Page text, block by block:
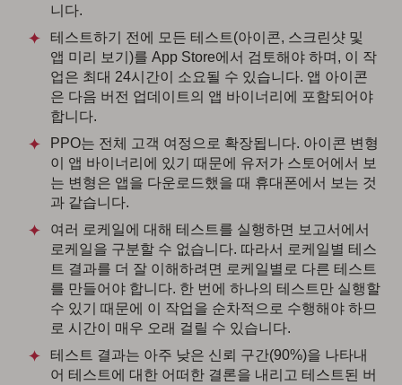
니다.
테스트하기 전에 모든 테스트(아이콘, 스크린샷 및
앱 미리 보기)를 App Store에서 검토해야 하며, 이 작
업은 최대 24시간이 소요될 수 있습니다. 앱 아이콘
은 다음 버전 업데이트의 앱 바이너리에 포함되어야
합니다.
PPO는 전체 고객 여정으로 확장됩니다. 아이콘 변형
이 앱 바이너리에 있기 때문에 유저가 스토어에서 보
는 변형은 앱을 다운로드했을 때 휴대폰에서 보는 것
과 같습니다.
여러 로케일에 대해 테스트를 실행하면 보고서에서
로케일을 구분할 수 없습니다. 따라서 로케일별 테스
트 결과를 더 잘 이해하려면 로케일별로 다른 테스트
를 만들어야 합니다. 한 번에 하나의 테스트만 실행할
수 있기 때문에 이 작업을 순차적으로 수행해야 하므
로 시간이 매우 오래 걸릴 수 있습니다.
테스트 결과는 아주 낮은 신뢰 구간(90%)을 나타내
어 테스트에 대한 어떠한 결론을 내리고 테스트된 버